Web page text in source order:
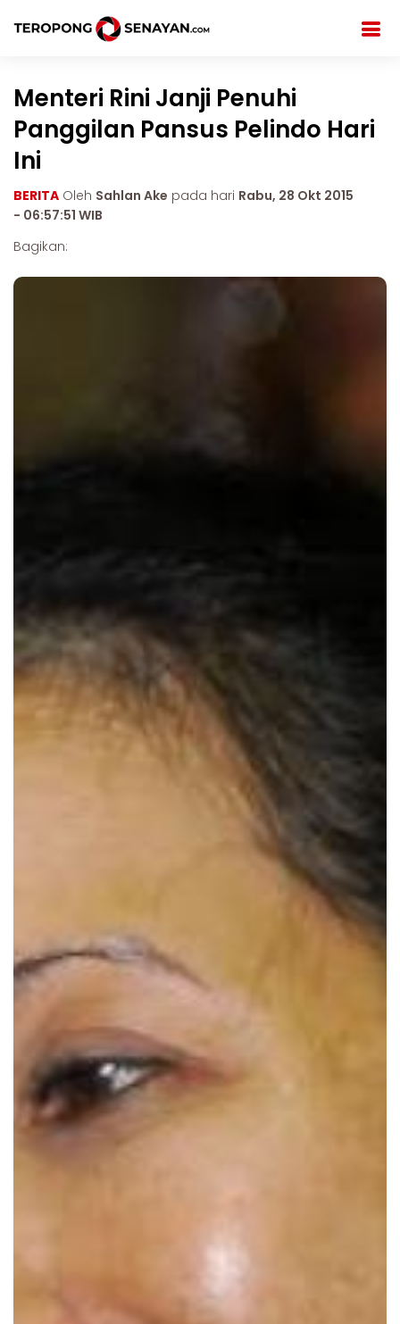
Menteri Rini Janji Penuhi
Panggilan Pansus Pelindo Hari
Ini
BERITA Oleh Sahlan Ake pada hari Rabu, 28 Okt 2015
- 06:57:51 WIB
Bagikan: